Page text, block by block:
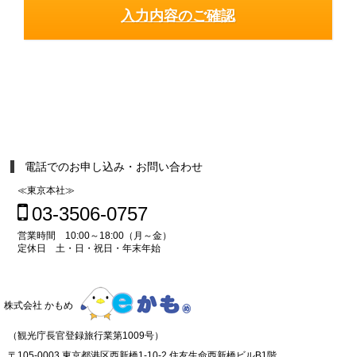
電話でのお申し込み・お問い合わせ
≪東京本社≫
03-3506-0757
営業時間 10:00～18:00（月～金）
定休日 土・日・祝日・年末年始
株式会社 かもめ
（観光庁長官登録旅行業第1009号）